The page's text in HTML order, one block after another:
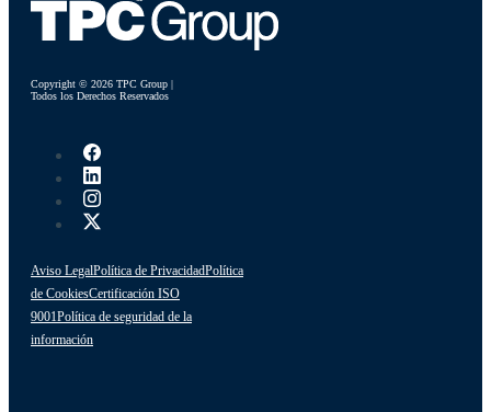
Copyright © 2026 TPC Group |
Todos los Derechos Reservados
Aviso LegalPolítica de PrivacidadPolítica
de CookiesCertificación ISO
9001Política de seguridad de la
información